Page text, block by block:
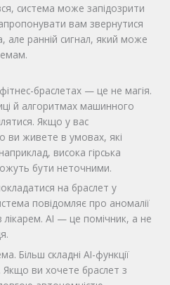
система може запідозрити
вам звернутися
але ранній сигнал, який може
браслетах — це не магія.
й алгоритмах машинного
Якщо у вас
ви живете в умовах, які
висока гірська
бути неточними.
на браслет у
повідомляє про аномалії
AI — це помічник, а не
Більш складні AI-функції
Якщо ви хочете браслет з